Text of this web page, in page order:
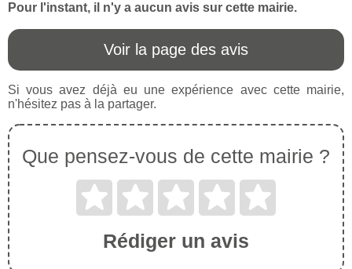
Pour l'instant, il n'y a aucun avis sur cette mairie.
Voir la page des avis
Si vous avez déjà eu une expérience avec cette mairie,
n'hésitez pas à la partager.
Que pensez-vous de cette mairie ?
Rédiger un avis